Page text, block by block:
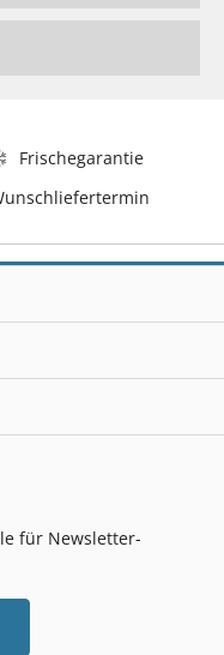
Frischegarantie
für Newsletter-